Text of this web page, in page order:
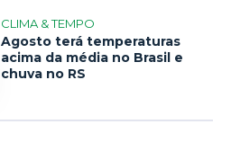
CLIMA & TEMPO
Agosto terá temperaturas
acima da média no Brasil e
chuva no RS